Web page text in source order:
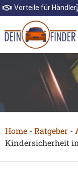
Vorteile für Händler
Home - Ratgeber -
Kindersicherheit